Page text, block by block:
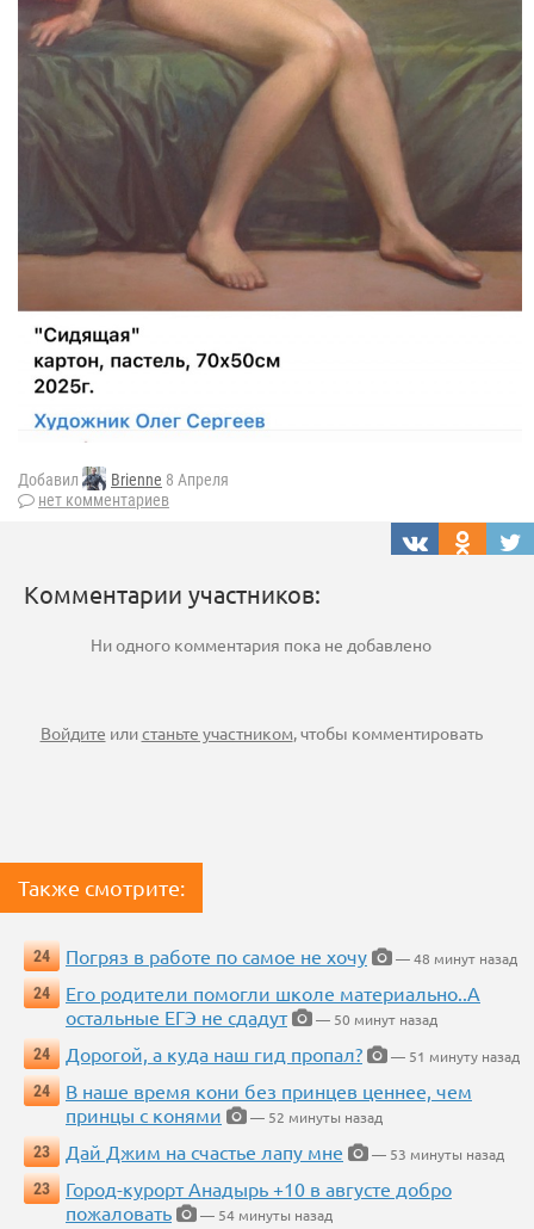
Добавил Brienne 8 Апреля
нет комментариев
Комментарии участников:
Ни одного комментария пока не добавлено
Войдите илистаньте участником, чтобы комментировать
Также смотрите:
24 Погряз в работе по самое не хочу
— 48 минут назад
24
Его родители помогли школе материально..А
остальные ЕГЭ не сдадут
— 50 минут назад
24
Дорогой, а куда наш гид пропал?
— 51 минуту назад
24
В наше время кони без принцев ценнее, чем
принцы с конями
— 52 минуты назад
23
Дай Джим на счастье лапу мне
— 53 минуты назад
23
Город-курорт Анадырь +10 в августе добро
пожаловать
— 54 минуты назад